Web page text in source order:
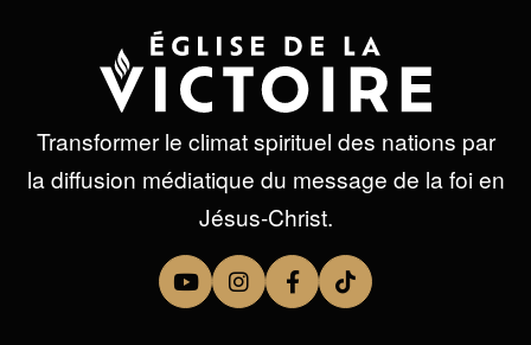
Transformer le climat spirituel des nations par
la diffusion médiatique du message de la foi en
Jésus-Christ.